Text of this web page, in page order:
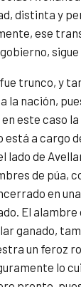
distinta y
ese
sigue
trunco, y
nación,
este caso
está a cargo
de
de púa,
en
El alambre
ganado,
un feroz
lo